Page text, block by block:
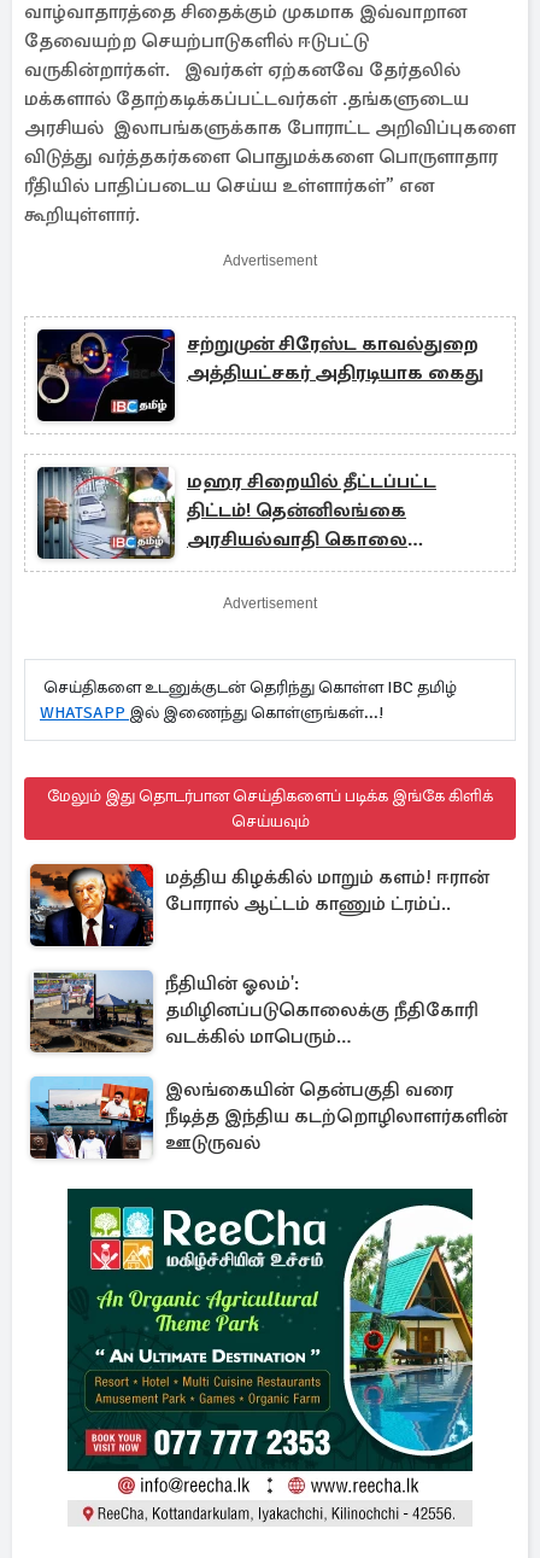
வாழ்வாதாரத்தை சிதைக்கும் முகமாக இவ்வாறான
தேவையற்ற செயற்பாடுகளில் ஈடுபட்டு
வருகின்றார்கள். இவர்கள் ஏற்கனவே தேர்தலில்
மக்களால் தோற்கடிக்கப்பட்டவர்கள் .தங்களுடைய
அரசியல் இலாபங்களுக்காக போராட்ட அறிவிப்புகளை
விடுத்து வர்த்தகர்களை பொதுமக்களை பொருளாதார
ரீதியில் பாதிப்படைய செய்ய உள்ளார்கள்” என
கூறியுள்ளார்.
Advertisement
சற்றுமுன் சிரேஸ்ட காவல்துறை
அத்தியட்சகர் அதிரடியாக கைது
மஹர சிறையில் தீட்டப்பட்ட
திட்டம்! தென்னிலங்கை
அரசியல்வாதி கொலை
தொடர்பில் மேலும் பல தகவல்கள்
Advertisement
செய்திகளை உடனுக்குடன் தெரிந்து கொள்ள IBC தமிழ்
WHATSAPP இல் இணைந்து கொள்ளுங்கள்...!
மேலும் இது தொடர்பான செய்திகளைப் படிக்க இங்கே கிளிக்
செய்யவும்
மத்திய கிழக்கில் மாறும் களம்! ஈரான்
போரால் ஆட்டம் காணும் ட்ரம்ப்..
நீதியின் ஓலம்':
தமிழினப்படுகொலைக்கு நீதிகோரி
வடக்கில் மாபெரும்
இலங்கையின் தென்பகுதி வரை
நீடித்த இந்திய கடற்றொழிலாளர்களின்
ஊடுருவல்